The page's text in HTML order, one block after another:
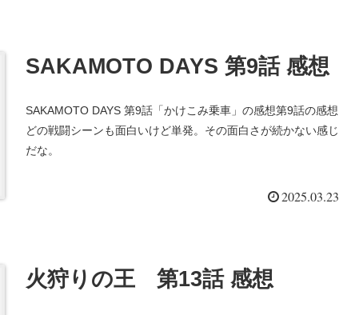
SAKAMOTO DAYS 第9話 感想
SAKAMOTO DAYS 第9話「かけこみ乗車」の感想第9話の感想
どの戦闘シーンも面白いけど単発。その面白さが続かない感じ
だな。
2025.03.23
火狩りの王 第13話 感想